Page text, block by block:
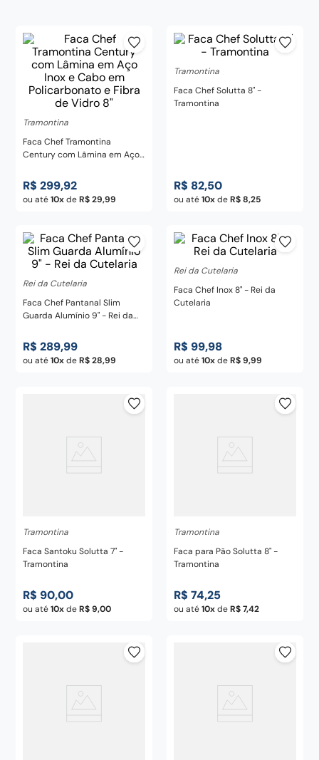
Tramontina
Faca Chef Tramontina
Century com Lâmina em Aço
e Fibra de Vidro 8"
R$ 299,92
ou até10 deR$ 29,99
Tramontina
Faca Chef Solutta 8" -
Tramontina
R$ 82,50
ou até10 deR$ 8,25
Rei da Cutelaria
Faca Chef Pantanal Slim
Guarda Alumínio 9" - Rei da
R$ 289,99
ou até10 deR$ 28,99
Rei da Cutelaria
Faca Chef Inox 8" - Rei da
Cutelaria
R$ 99,98
ou até10 deR$ 9,99
Tramontina
Faca Santoku Solutta 7" -
Tramontina
R$ 90,00
ou até10 deR$ 9,00
Tramontina
Faca para Pão Solutta 8" -
Tramontina
R$ 74,25
ou até10 deR$ 7,42
tramontina